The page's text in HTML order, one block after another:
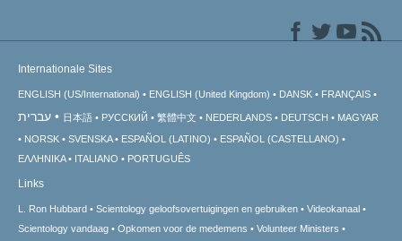
Internationale Sites
ENGLISH (US/International) ENGLISH (United Kingdom) DANSK FRANÇAIS
עברית 日本語 РУССКИЙ 繁體中文 NEDERLANDS DEUTSCH
MAGYAR
NORSK
SVENSKA ESPAÑOL (LATINO)
ESPAÑOL (CASTELLANO)
ΕΛΛΗΝΙΚA
ITALIANO PORTUGUÊS
Links
L. Ron Hubbard Scientology geloofsovertuigingen en gebruiken
Videokanaal
Scientology vandaag
Opkomen voor de medemens Volunteer Ministers